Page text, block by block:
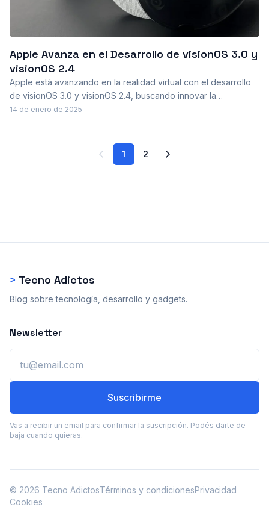
Apple Avanza en el Desarrollo de visionOS 3.0 y
visionOS 2.4
Apple está avanzando en la realidad virtual con el desarrollo
de visionOS 3.0 y visionOS 2.4, buscando innovar la
experiencia del usuario y potenciar su dispositivo Vision Pro
14 de enero de 2025
1 2
> Tecno Adictos
Blog sobre tecnología, desarrollo y gadgets.
Newsletter
Suscribirme
Vas a recibir un email para confirmar la suscripción. Podés darte de
baja cuando quieras.
© 2026 Tecno AdictosTérminos y condicionesPrivacidad
Cookies